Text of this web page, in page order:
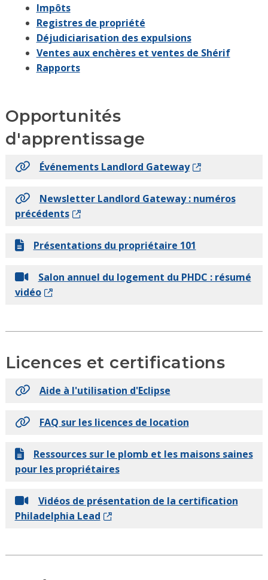
Impôts
Registres de propriété
Déjudiciarisation des expulsions
Ventes aux enchères et ventes de Shérif
Rapports
Opportunités
d'apprentissage
Événements Landlord Gateway
Newsletter Landlord Gateway : numéros
précédents
Présentations du propriétaire 101
Salon annuel du logement du PHDC : résumé
vidéo
Licences et certifications
Aide à l'utilisation d'Eclipse
FAQ sur les licences de location
Ressources sur le plomb et les maisons saines
pour les propriétaires
Vidéos de présentation de la certification
Philadelphia Lead